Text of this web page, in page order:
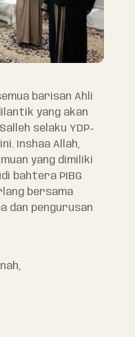
barisan Ahli
yang akan
selaku YDP-
Inshaa Allah,
yang dimiliki
bahtera PIBG
bersama
dan pengurusan